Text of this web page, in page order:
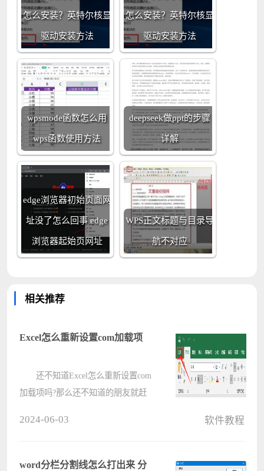
怎么安装？英特尔核显
驱动安装方法
怎么安装？英特尔核显
驱动安装方法
wpsmode函数怎么用
wps函数使用方法
deepseek做ppt的步骤
详解
edge浏览器初始页面网
址没了怎么回事 edge
浏览器起始页网址
WPS正文标题与目录导
航不对应
相关推荐
Excel怎么重新设置com加载项
还不知道Excel怎么重新设置com
加载项吗?那么还不知道的朋友就赶
页面左上角的文件菜单 ????
2024-06-03 软件教程
word分栏分割线怎么打出来 分